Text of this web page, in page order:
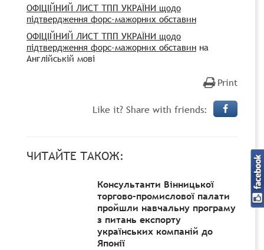
ОФІЦІЙНИЙ ЛИСТ ТПП УКРАЇНИ щодо
підтвердження форс-мажорних обставин
ОФІЦІЙНИЙ ЛИСТ ТПП УКРАЇНИ щодо
підтвердження форс-мажорних обставин на
Англійській мові
Print
Like it? Share with friends:
ЧИТАЙТЕ ТАКОЖ:
Консультанти Вінницької
торгово-промислової палати
пройшли навчальну програму
з питань експорту
українських компаній до
Японії